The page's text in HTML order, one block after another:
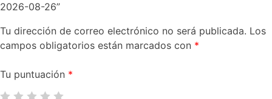
2026-08-26”
Tu dirección de correo electrónico no será publicada. Los
campos obligatorios están marcados con *
Tu puntuación *